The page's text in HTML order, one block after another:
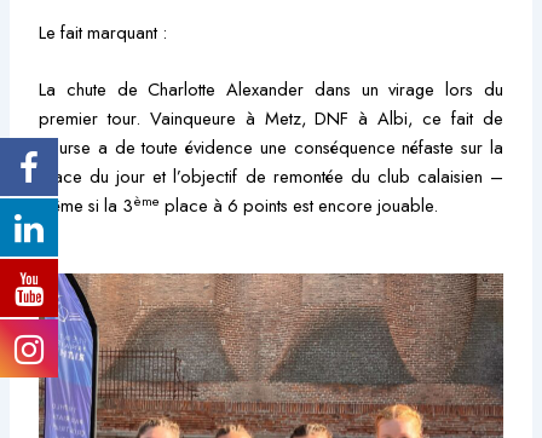
Le fait marquant :
La chute de Charlotte Alexander dans un virage lors du
premier tour. Vainqueure à Metz, DNF à Albi, ce fait de
course a de toute évidence une conséquence néfaste sur la
place du jour et l’objectif de remontée du club calaisien –
même si la 3ème place à 6 points est encore jouable.